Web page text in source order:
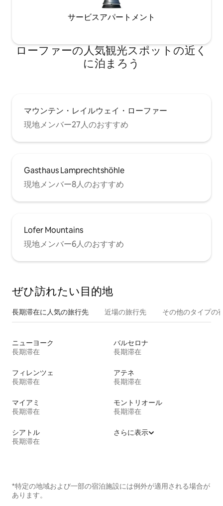
サービスアパートメント
ローファーの人気観光スポットの近く
に泊まろう
マウンテン・レイルウェイ・ローファー
現地メンバー27人のおすすめ
Gasthaus Lamprechtshöhle
現地メンバー8人のおすすめ
Lofer Mountains
現地メンバー6人のおすすめ
ぜひ訪⁠れ⁠た⁠い目⁠的⁠地
長期滞在に人気の旅行先 近場の旅行先 その他のタ⁠イ⁠プ⁠の
ニューヨーク
長期滞在
バルセロナ
長期滞在
フィレンツェ
長期滞在
アテネ
長期滞在
マイアミ
長期滞在
モントリオール
長期滞在
シアトル
長期滞在
さらに表示
*特定の地域および一部の宿泊施設には例外が適用される場合が
あります。